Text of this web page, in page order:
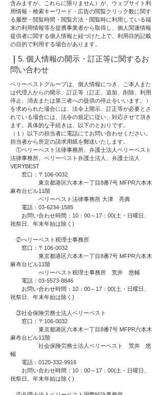
含みますが、これらに限りません）が、ウェブサイト利
用情報・検索キーワード・広告の閲覧クリック数に関す
る履歴・閲覧時間・閲覧方法・閲覧時に利用している端
末の利用情報等を提携事業者から取得し、個人関連情報
提供者に関する個人情報と紐づけた上で、利用目的記載
の目的で利用する場合があります。
｜ 5. 個人情報の開示・訂正等に関するお
問い合わせ
ベリーベストグループは、個人情報につき、ご本人また
は代理人からの開示、訂正等（訂正、追加、削除、利用
停止、消去または第三者への提供の停止をいいます。）
を求められた場合には、法令上開示、訂正等が必要とさ
れている場合には、法令の規定に従い、対応させて頂き
ます。具体的な手続きは、以下のとおりです。
（１）以下の担当者に電話にてお問い合わせください。
担当者から所定の請求用紙を郵送いたします。
①ベリーベスト法律事務所、弁護士法人ベリーベスト
法律事務所、ベリーベスト弁護士法人、弁護士法人
VERYBEST
窓口：〒106-0032
東京都港区六本木一丁目8番7号 MFPR六本木
麻布台ビル11階
ベリーベスト法律事務所 大津 亮典
電話：03-6234-1585
お問い合わせ時間：10：00～17：00(土・日曜日、
祝祭日、年末年始は除く)
②べリーベスト税理士事務所
窓口：〒106-0032
東京都港区六本木一丁目8番7号 MFPR六本木
麻布台ビル11階
べリーベスト税理士事務所 荒井 悠輔
電話：03-5573-8846
お問い合わせ時間：10：00～17：00(土・日曜日、
祝祭日、年末年始は除く)
③社会保険労務士法人ベリーベスト
窓口：〒106-0032
東京都港区六本木一丁目8番7号 MFPR六本木
麻布台ビル11階
社会保険労務士法人ベリーベスト 荒井 悠
輔
電話：0120-332-9916
お問い合わせ時間：10：00～17：00(土・日曜日、
祝祭日、年末年始は除く)